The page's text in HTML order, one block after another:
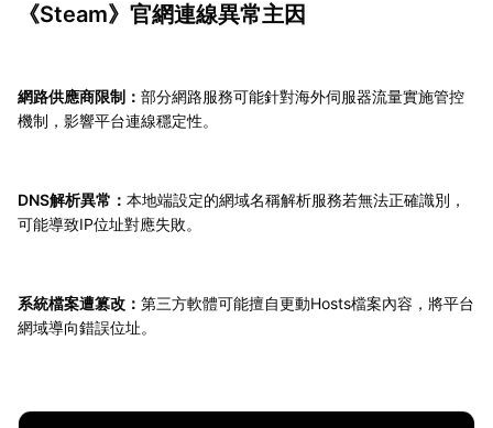
《Steam》官網連線異常主因
網路供應商限制： 部分網路服務可能針對海外伺服器流量實施管控
機制，影響平台連線穩定性。
DNS解析異常： 本地端設定的網域名稱解析服務若無法正確識別，
可能導致IP位址對應失敗。
系統檔案遭篡改： 第三方軟體可能擅自更動Hosts檔案內容，將平台
網域導向錯誤位址。